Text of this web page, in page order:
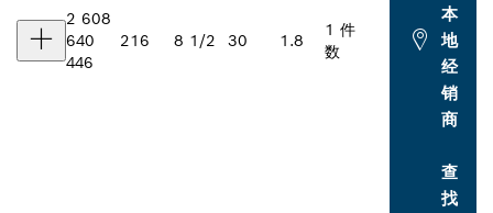
2 608
640
446
216 8 1/2 30 1.8
1 件
数
本
地
经
销
商
查
找